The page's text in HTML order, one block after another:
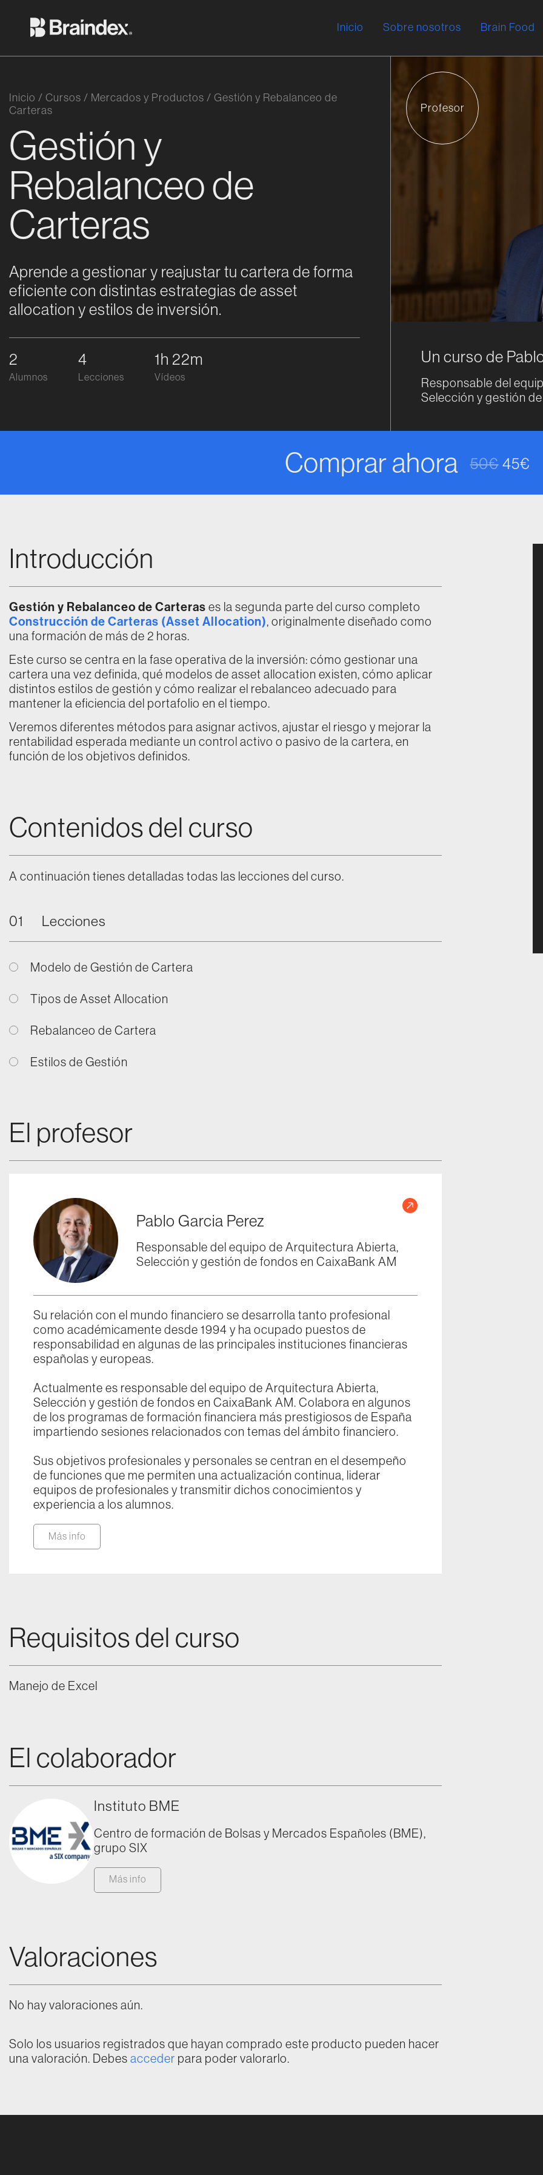
Inicio Sobre nosotros Brain Food
Inicio / Cursos / Mercados y Productos / Gestión y Rebalanceo de
Carteras
Gestión y
Rebalanceo de
Carteras
Aprende a gestionar y reajustar tu cartera de forma
eficiente con distintas estrategias de asset
allocation y estilos de inversión.
2
Alumnos
4
Lecciones
1h 22m
Vídeos
Profesor
Un curso de
Responsable del
Selección y gestión
Comprar ahora 50€ El
45€
El
Introducción
Gestión y Rebalanceo de Carteras es la segunda parte del curso completo
Construcción de Carteras (Asset Allocation), originalmente diseñado como
una formación de más de 2 horas.
Este curso se centra en la fase operativa de la inversión: cómo gestionar una
cartera una vez definida, qué modelos de asset allocation existen, cómo aplicar
distintos estilos de gestión y cómo realizar el rebalanceo adecuado para
mantener la eficiencia del portafolio en el tiempo.
Veremos diferentes métodos para asignar activos, ajustar el riesgo y mejorar la
rentabilidad esperada mediante un control activo o pasivo de la cartera, en
función de los objetivos definidos.
Contenidos del curso
A continuación tienes detalladas todas las lecciones del curso.
01 Lecciones
Modelo de Gestión de Cartera
Tipos de Asset Allocation
Rebalanceo de Cartera
Estilos de Gestión
El profesor
Pablo Garcia Perez
Responsable del equipo de Arquitectura Abierta,
Selección y gestión de fondos en CaixaBank AM
Su relación con el mundo financiero se desarrolla tanto profesional
como académicamente desde 1994 y ha ocupado puestos de
responsabilidad en algunas de las principales instituciones financieras
españolas y europeas.
Actualmente es responsable del equipo de Arquitectura Abierta,
Selección y gestión de fondos en CaixaBank AM. Colabora en algunos
de los programas de formación financiera más prestigiosos de España
impartiendo sesiones relacionados con temas del ámbito financiero.
Sus objetivos profesionales y personales se centran en el desempeño
de funciones que me permiten una actualización continua, liderar
equipos de profesionales y transmitir dichos conocimientos y
experiencia a los alumnos.
Más info
Requisitos del curso
Manejo de Excel
El colaborador
Instituto BME
Centro de formación de Bolsas y Mercados Españoles (BME),
grupo SIX
Más info
Valoraciones
No hay valoraciones aún.
Solo los usuarios registrados que hayan comprado este producto pueden hacer
una valoración. Debes acceder para poder valorarlo.